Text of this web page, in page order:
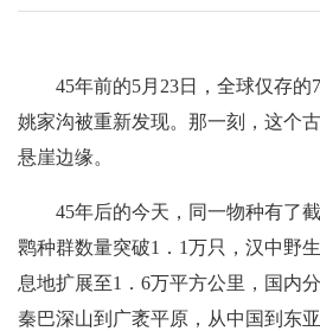
45年前的5月23日，全球仅存
姚家沟被重新发现。那一刻，这个
悬崖边缘。
45年后的今天，同一物种有了
鹮种群数量突破1．1万只，汉中野
息地扩展至1．6万平方公里，国内
秦巴深山到广袤平原，从中国到东